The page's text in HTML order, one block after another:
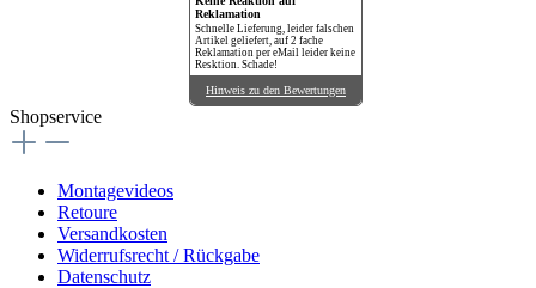
Reklamation
Schnelle Lieferung, leider falschen
Artikel geliefert, auf 2 fache
Reklamation per eMail leider keine
Resktion. Schade!
Hinweis zu den Bewertungen
Shopservice
Montagevideos
Retoure
Versandkosten
Widerrufsrecht / Rückgabe
Datenschutz